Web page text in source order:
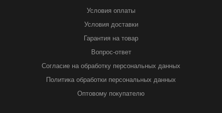
Условия оплаты
Условия доставки
Гарантия на товар
Вопрос-ответ
Согласие на обработку персональных данных
Политика обработки персональных данных
Оптовому покупателю